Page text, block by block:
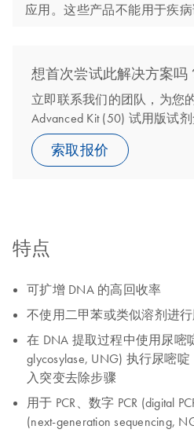
应用。这些产品不能用于疾病
想首次尝试此解决方案吗
立即联系我们的团队，为您的
Advanced Kit (50) 试用版试剂
索取报价
特点
可扩增 DNA 的高回收率
不使用二甲苯或类似溶剂进
在 DNA 提取过程中使用尿嘧
glycosylase, UNG) 执行尿嘧
入突变去除步骤
用于 PCR、数字 PCR (digital
(next-generation sequencing,